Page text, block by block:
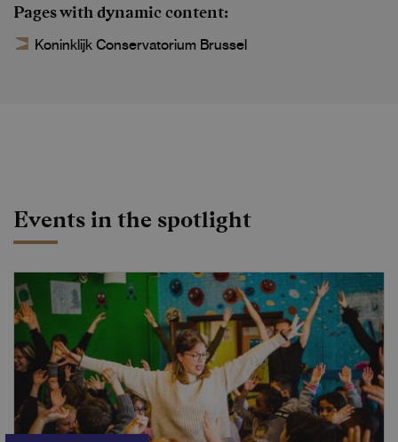
Pages with dynamic content
Koninklijk Conservatorium Brussel
Events in the spotlight